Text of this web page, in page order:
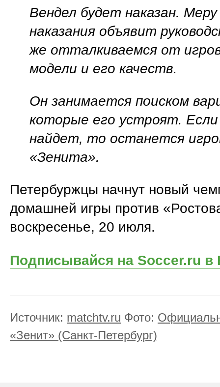
Вендел будет наказан. Меру
наказания объявит
же отталкиваемся от
модели и его качеств.
Он занимается поиском
которые его устроят. Если
найдет, то останется
«Зенита».
Петербуржцы начнут новый
домашней игры против
воскресенье, 20 июля.
Подписывайся на Soccer.ru в
Источник: matchtv.ru Фото:
«Зенит» (Санкт-Петербург)